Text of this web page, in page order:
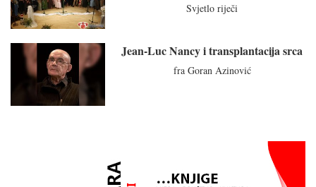
Svjetlo riječi
Jean-Luc Nancy i transplantacija srca
fra Goran Azinović